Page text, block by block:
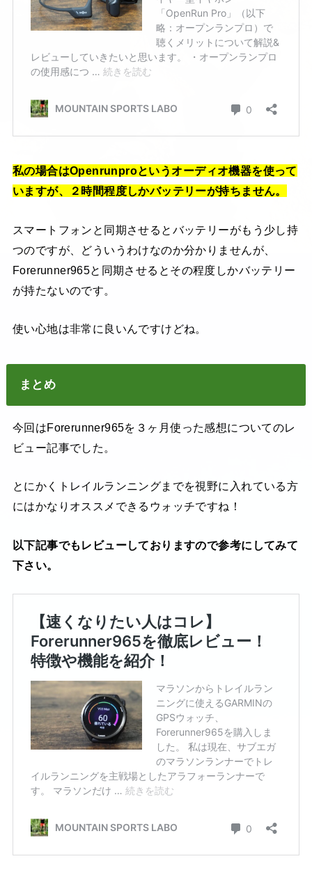
私の場合はOpenrunproというオーディオ機器を使って
いますが、２時間程度しかバッテリーが持ちません。
スマートフォンと同期させるとバッテリーがもう少し持
つのですが、どういうわけなのか分かりませんが、
Forerunner965と同期させるとその程度しかバッテリー
が持たないのです。
使い心地は非常に良いんですけどね。
まとめ
今回はForerunner965を３ヶ月使った感想についてのレ
ビュー記事でした。
とにかくトレイルランニングまでを視野に入れている方
にはかなりオススメできるウォッチですね！
以下記事でもレビューしておりますので参考にしてみて
下さい。